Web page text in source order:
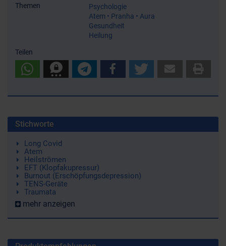
Themen
Psychologie
Atem • Pranha • Aura
Gesundheit
Heilung
Teilen
Stichworte
Long Covid
Atem
Heilströmen
EFT (Klopfakupressur)
Burnout (Erschöpfungsdepression)
TENS-Geräte
Traumata
mehr anzeigen